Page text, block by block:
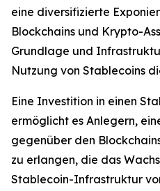
eine diversifizierte
Blockchains und Krypto-
Grundlage und
Nutzung von Stablecoins
Eine Investition in einen
ermöglicht es Anlegern,
gegenüber den
zu erlangen, die das
Stablecoin-Infrastruktur